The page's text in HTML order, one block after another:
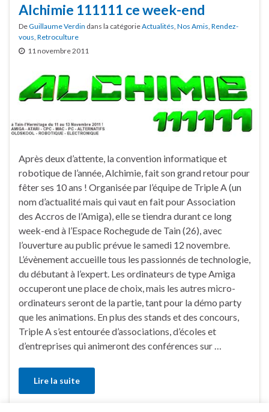
Alchimie 111111 ce week-end
DeGuillaume Verdin dans la catégorieActualités Nos Amis Rendez-
vous Retroculture
11 novembre 2011
Après deux d’attente, la convention informatique et
robotique de l’année, Alchimie, fait son grand retour pour
fêter ses 10 ans ! Organisée par l’équipe de Triple A (un
nom d’actualité mais qui vaut en fait pour Association
des Accros de l’Amiga), elle se tiendra durant ce long
week-end à l’Espace Rochegude de Tain (26), avec
l’ouverture au public prévue le samedi 12 novembre.
L’évènement accueille tous les passionnés de technologie,
du débutant à l’expert. Les ordinateurs de type Amiga
occuperont une place de choix, mais les autres micro-
ordinateurs seront de la partie, tant pour la démo party
que les animations. En plus des stands et des concours,
Triple A s’est entourée d’associations, d’écoles et
d’entreprises qui animeront des conférences sur …
Lire la suite